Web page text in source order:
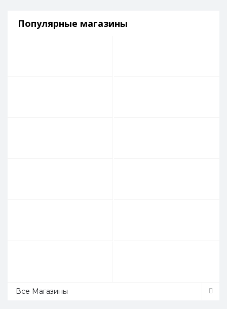
Популярные магазины
Все Магазины